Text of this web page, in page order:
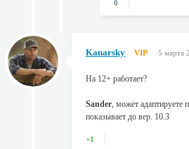
0
Kanarsky VIP 5 марта
На 12+ работает?
Sander, может адаптируете
показывает до вер. 10.3
+1